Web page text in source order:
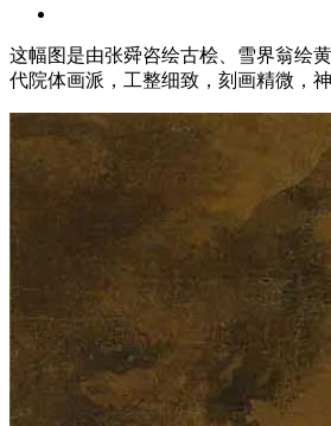
这幅图是由张舜咨绘古桧、雪界翁绘
代院体画派，工整细致，刻画精微，